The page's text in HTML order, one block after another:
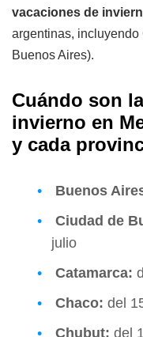
vacaciones de
argentinas,
Buenos Aires).
Cuándo son
invierno en
y cada
Buenos
Ciudad de
julio
Catamarca:
Chaco: del
Chubut: del